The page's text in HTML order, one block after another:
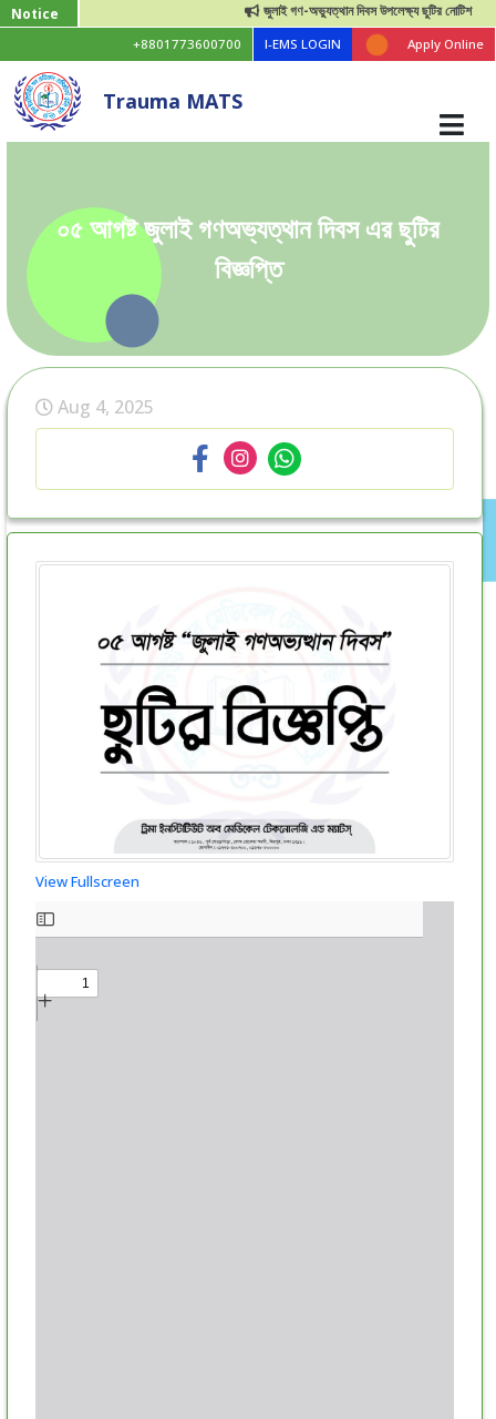
Notice জুলাই গণ-অভ্যুত্থান দিবস উপলেক্ষ্য ছুটির নোটিশ
+8801773600700 I-EMS LOGIN Apply Online
Trauma MATS
০৫ আগষ্ট জুলাই গণঅভ্যত্থান দিবস এর ছুটির
বিজ্ঞপ্তি
Aug 4, 2025
View Fullscreen
to
PDF
content